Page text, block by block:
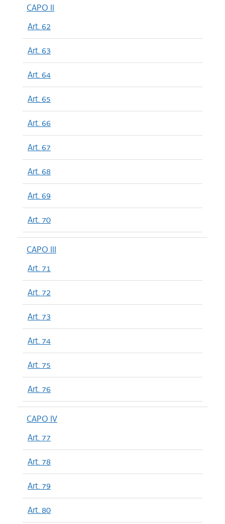
CAPO II
Art. 62
Art. 63
Art. 64
Art. 65
Art. 66
Art. 67
Art. 68
Art. 69
Art. 70
CAPO III
Art. 71
Art. 72
Art. 73
Art. 74
Art. 75
Art. 76
CAPO IV
Art. 77
Art. 78
Art. 79
Art. 80